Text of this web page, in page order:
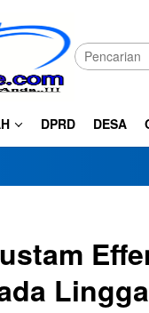
DPRD DESA